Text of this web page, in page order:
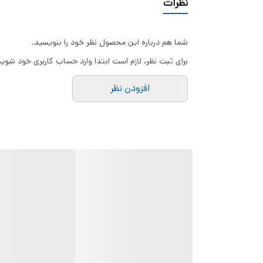
نظرات
شما هم درباره این محصول نظر خود را بنویسید.
برای ثبت نظر، لازم است ابتدا وارد حساب کاربری خود
افزودن نظر